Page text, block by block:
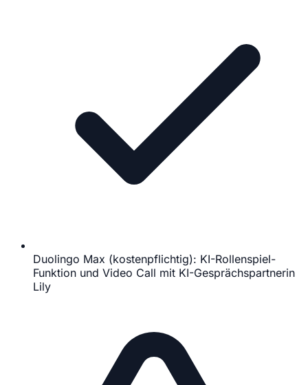
Duolingo Max (kostenpflichtig): KI-Rollenspiel-
Funktion und Video Call mit KI-Gesprächspartnerin
Lily